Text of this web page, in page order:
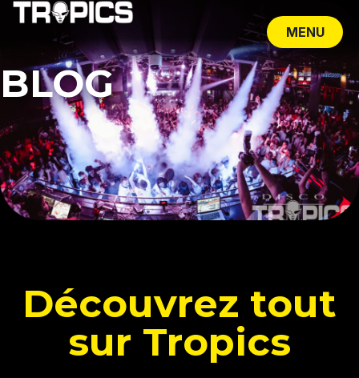
MENU
CLOSE
BLOG
Découvrez tout
sur Tropics